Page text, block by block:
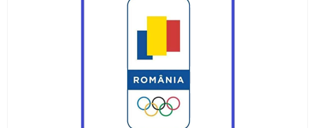
Campionatul Național de Karate Traditional
Valentin Gavril a fost ales vicepresedinte al
Federatiei de Canotaj
Sportivii CS Ceahlaul si LPS Piatra Neamt,